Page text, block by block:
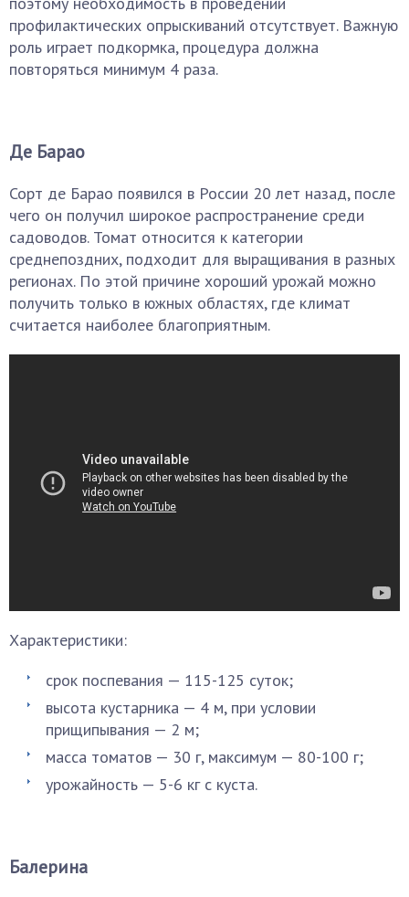
профилактических опрыскиваний отсутствует. Важную
роль играет подкормка, процедура должна
повторяться минимум 4 раза.
Де Барао
Сорт де Барао появился в России 20 лет назад, после
чего он получил широкое распространение среди
садоводов. Томат относится к категории
среднепоздних, подходит для выращивания в разных
регионах. По этой причине хороший урожай можно
получить только в южных областях, где климат
считается наиболее благоприятным.
Характеристики:
срок поспевания — 115-125 суток;
высота кустарника — 4 м, при условии
прищипывания — 2 м;
масса томатов — 30 г, максимум — 80-100 г;
урожайность — 5-6 кг с куста.
Балерина